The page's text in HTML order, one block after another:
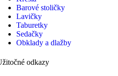
Barové stoličky
Lavičky
Taburetky
Sedačky
Obklady a dlažby
odkazy